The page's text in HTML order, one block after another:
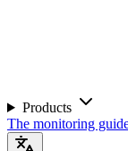
Products
The monitoring